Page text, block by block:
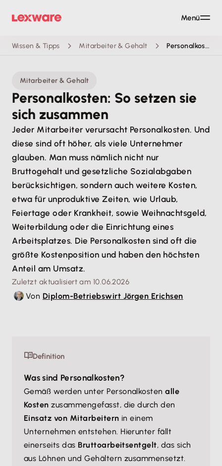
Wissen & Tipps Mitarbeiter & Gehalt Personalkosten
Mitarbeiter & Gehalt
Personalkosten: So setzen sie
sich zusammen
Jeder Mitarbeiter verursacht Personalkosten. Und
diese sind oft höher, als viele Unternehmer
glauben. Man muss nämlich nicht nur
Bruttogehalt und gesetzliche Sozialabgaben
berücksichtigen, sondern auch weitere Kosten,
etwa für unproduktive Zeiten, wie Urlaub,
Feiertage oder Krankheit, sowie Weihnachtsgeld,
Weiterbildung oder die Einrichtung eines
Arbeitsplatzes. Die Personalkosten sind oft die
größte Kostenposition und haben den höchsten
Anteil am Umsatz.
Zuletzt aktualisiert am 10.06.2026
Von Diplom-Betriebswirt Jörgen Erichsen
Definition
Was sind Personalkosten?
Gemäß werden unter Personalkostenalle
Kosten zusammengefasst, die durch den
Einsatz von Mitarbeitern in einem
Unternehmen entstehen. Hierunter fällt
einerseits das Bruttoarbeitsentgelt, das sich
aus Löhnen und Gehältern zusammensetzt.
Menü